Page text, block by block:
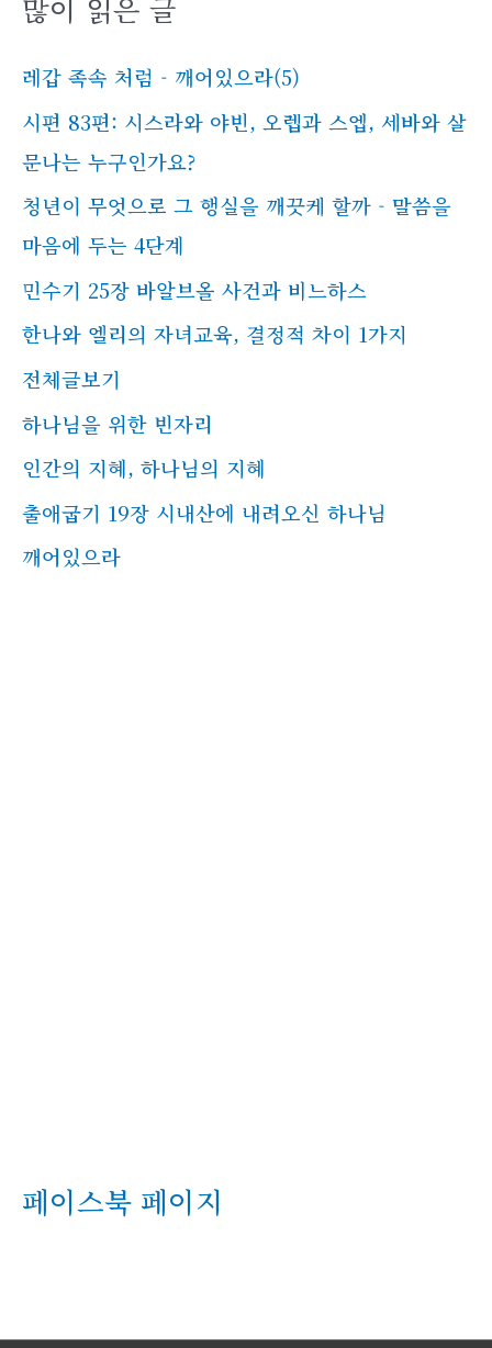
많이 읽은 글
레갑 족속 처럼 - 깨어있으라(5)
시편 83편: 시스라와 야빈, 오렙과 스엡, 세바와 살
문나는 누구인가요?
청년이 무엇으로 그 행실을 깨끗케 할까 - 말씀을
마음에 두는 4단계
민수기 25장 바알브올 사건과 비느하스
한나와 엘리의 자녀교육, 결정적 차이 1가지
전체글보기
하나님을 위한 빈자리
인간의 지혜, 하나님의 지혜
출애굽기 19장 시내산에 내려오신 하나님
깨어있으라
페이스북 페이지